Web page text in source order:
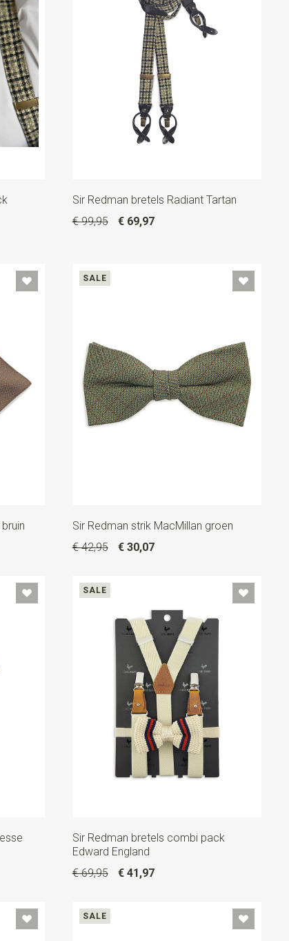
Sir Redman bretels Radiant Tartan
€ 99,95
€ 69,97
SALE
Sir Redman strik MacMillan groen
€ 42,95
€ 30,07
SALE
Sir Redman bretels combi pack
Edward England
€ 69,95
€ 41,97
SALE